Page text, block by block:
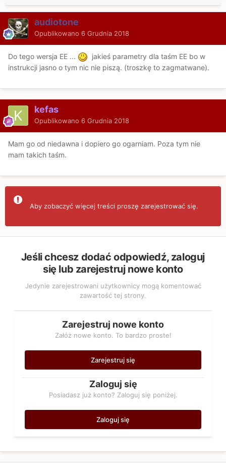
audiotone
Opublikowano 6 Grudnia 2018
Do tego wersja EE ...
jakieś parametry dla taśm EE bo w
instrukcji jasno o tym nic nie piszą. (troszkę to zagmatwane).
kefas
Opublikowano 6 Grudnia 2018
Mam go od niedawna i dopiero go ogarniam. Poza tym nie
mam takich taśm.
Aby zobaczyć więcej treści proszę zarejestrować się.
Jeśli chcesz dodać odpowiedź, zaloguj
się lub zarejestruj nowe konto
Jedynie zarejestrowani użytkownicy mogą komentować
zawartość tej strony.
Zarejestruj nowe konto
Załóż nowe konto. To bardzo proste!
Zarejestruj się
Zaloguj się
Posiadasz już konto? Zaloguj się poniżej.
Zaloguj się